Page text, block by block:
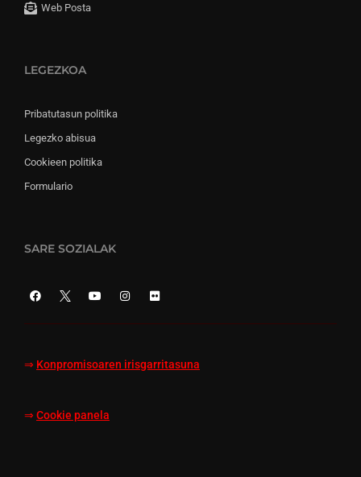
Web Posta
LEGEZKOA
Pribatutasun politika
Legezko abisua
Cookieen politika
Formulario
SARE SOZIALAK
⇒ Konpromisoaren irisgarritasuna
⇒ Cookie panela